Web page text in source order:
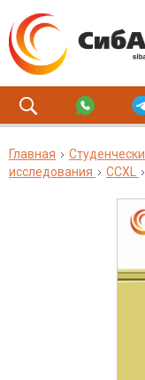
Главная
исследования
CCXL